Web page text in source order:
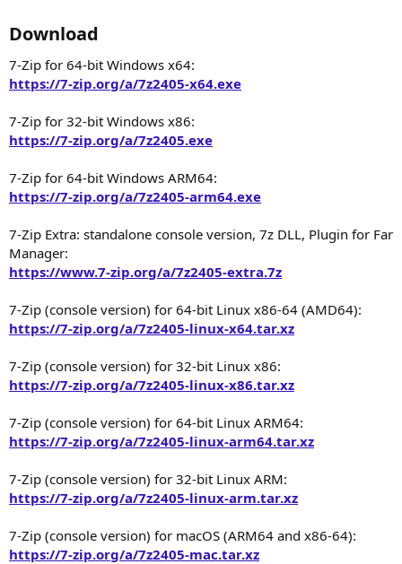
Download​
7-Zip for 64-bit Windows x64:
https://7-zip.org/a/7z2405-x64.exe
7-Zip for 32-bit Windows x86:
https://7-zip.org/a/7z2405.exe
7-Zip for 64-bit Windows ARM64:
https://7-zip.org/a/7z2405-arm64.exe
7-Zip Extra: standalone console version, 7z DLL, Plugin for Far
Manager:
https://www.7-zip.org/a/7z2405-extra.7z
7-Zip (console version) for 64-bit Linux x86-64 (AMD64):
https://7-zip.org/a/7z2405-linux-x64.tar.xz
7-Zip (console version) for 32-bit Linux x86:
https://7-zip.org/a/7z2405-linux-x86.tar.xz
7-Zip (console version) for 64-bit Linux ARM64:
https://7-zip.org/a/7z2405-linux-arm64.tar.xz
7-Zip (console version) for 32-bit Linux ARM:
https://7-zip.org/a/7z2405-linux-arm.tar.xz
7-Zip (console version) for macOS (ARM64 and x86-64):
https://7-zip.org/a/7z2405-mac.tar.xz